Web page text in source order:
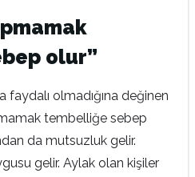
olur”
olmadığına değinen
tembelliğe sebep
da mutsuzluk gelir.
gelir. Aylak olan kişiler